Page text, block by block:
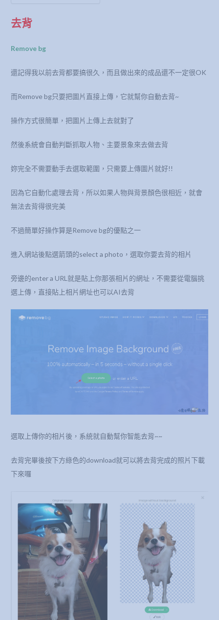
去背
Remove bg
還記得我以前去背都要搞很久，而且做出來的成品還不一定很OK
而Remove bg只要把圖片直接上傳，它就幫你自動去背~
操作方式很簡單，把圖片上傳上去就對了
然後系統會自動判斷抓取人物、主要景象來去做去背
妳完全不需要動手去選取範圍，只需要上傳圖片就好!!
因為它自動化處理去背，所以如果人物與背景顏色很相近，就會
無法去背得很完美
不過簡單好操作算是Remove bg的優點之一
進入網站後點選箭頭的select a photo，選取你要去背的相片
旁邊的enter a URL就是貼上你那張相片的網址，不需要從電腦挑
選上傳，直接貼上相片網址也可以AI去背
選取上傳你的相片後，系統就自動幫你智能去背~~
去背完畢後按下方綠色的download就可以將去背完成的照片下載
下來囉